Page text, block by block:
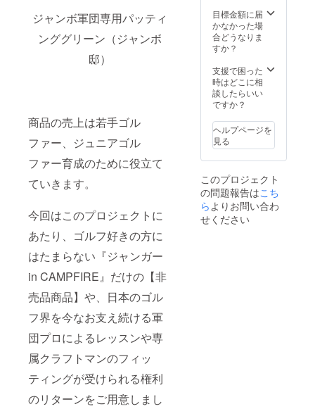
ジャンボ軍団専用パッティ
ンググリーン（ジャンボ
邸）
商品の売上は若手ゴル
ファー、ジュニアゴル
ファー育成のために役立て
ていきます。
今回はこのプロジェクトに
あたり、ゴルフ好きの方に
はたまらない『ジャンガー
in CAMPFIRE』だけの【非
売品商品】や、日本のゴル
フ界を今なお支え続ける軍
団プロによるレッスンや専
属クラフトマンのフィッ
ティングが受けられる権利
のリターンをご用意しまし
※購入者
の方に
こちら
から詳
メール
致しま
す。 ※
弊社に
クラブ
を送っ
ていた
は往復
負担し
ていた
だきま
す。 ※
グリッ
鹿児島県のゴル
フ練習場にて開
催します。 ※購
入者の方にこち
メール致しま
す。 ※ワンツー
マンレッスンで
はございませ
ファーの指定は
致しかねます。
※平日開催の予定
です、ご都合を
つけて参加くだ
さいますようお
願い申し上げま
す。 ※交通費は
購入者様負担に
てお願い致しま
定）
（現在
制作中
のため
ありま
せん
が、
カッコ
す！）
※ネーム
入れは
購入者
にてお
近くの
ゴルフ
ショッ
プでお
目標金額に届
かなかった場
合どうなりま
すか？
支援で困った
時はどこに相
談したらいい
ですか？
ヘルプページを
見る
このプロジェクト
の問題報告はこち
らよりお問い合わ
せください